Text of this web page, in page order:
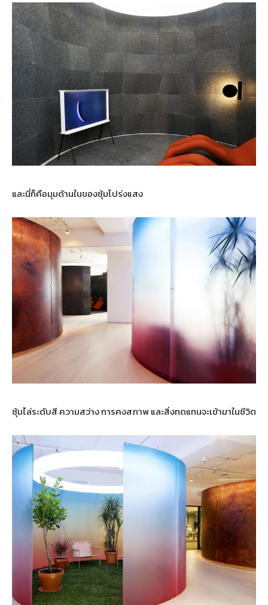
และนี่ก็คือมุมด้านในของซุ้มโปร่งแสง
ซุ้มไล่ระดับสี ความสว่าง การคงสภาพ และสิ่งทดแทนจะเข้ามาในชีวิต